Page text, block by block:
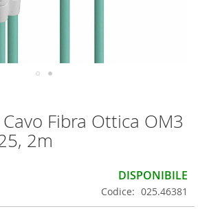
Fibra Ottica OM3
2m
DISPONIBILE
Codice 025.46381